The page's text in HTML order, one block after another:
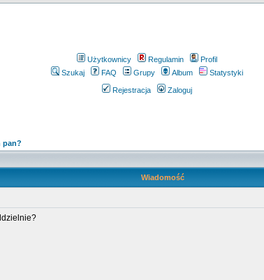
Użytkownicy Regulamin
Profil
Szukaj
FAQ Grupy Album Statystyki
Rejestracja Zaloguj
pan?
Wiadomość